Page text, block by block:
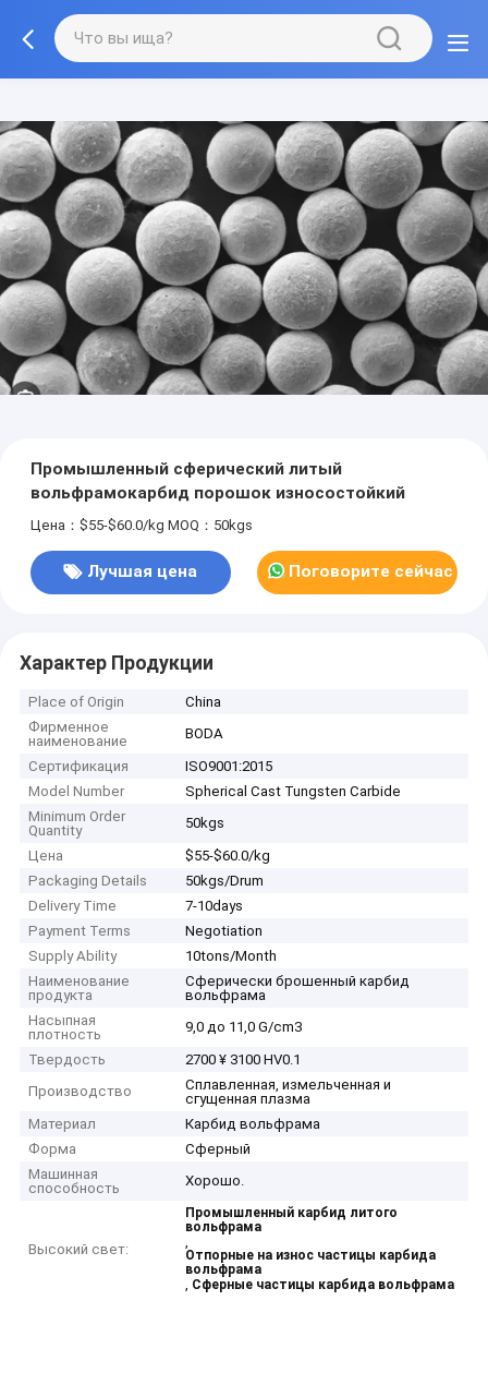
Промышленный сферический литый
вольфрамокарбид порошок износостойкий
Цена：$55-$60.0/kg MOQ：50kgs
Лучшая цена Поговорите сейчас
Характер Продукции
Place of Origin
China
Фирменное
наименование
BODA
Сертификация
ISO9001:2015
Model Number
Spherical Cast Tungsten Carbide
Minimum Order
Quantity
50kgs
Цена
$55-$60.0/kg
Packaging Details
50kgs/Drum
Delivery Time
7-10days
Payment Terms
Negotiation
Supply Ability
10tons/Month
Наименование
продукта
Сферически брошенный карбид
вольфрама
Насыпная
плотность
9,0 до 11,0 G/cm3
Твердость
2700 ¥ 3100 HV0.1
Производство
Сплавленная, измельченная и
сгущенная плазма
Материал
Карбид вольфрама
Форма
Сферный
Машинная
способность
Хорошо.
Высокий свет:
Промышленный карбид литого
вольфрама
,
Отпорные на износ частицы карбида
вольфрама
, Сферные частицы карбида вольфрама